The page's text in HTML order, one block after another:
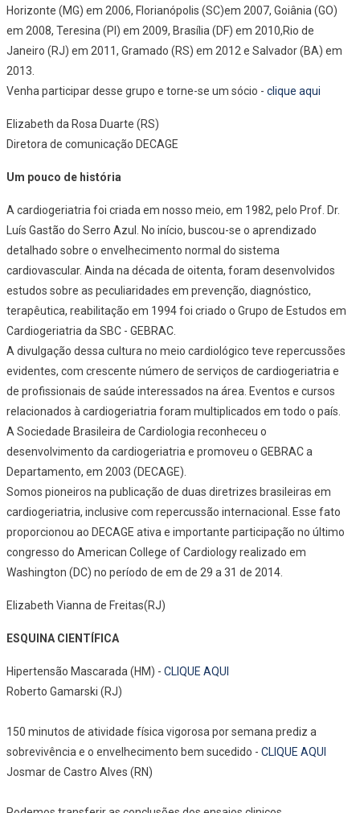
Horizonte (MG) em 2006, Florianópolis (SC)em 2007, Goiânia (GO)
em 2008, Teresina (PI) em 2009, Brasília (DF) em 2010,Rio de
Janeiro (RJ) em 2011, Gramado (RS) em 2012 e Salvador (BA) em
2013.
Venha participar desse grupo e torne-se um sócio - clique aqui
Elizabeth da Rosa Duarte (RS)
Diretora de comunicação DECAGE
Um pouco de história
A cardiogeriatria foi criada em nosso meio, em 1982, pelo Prof. Dr.
Luís Gastão do Serro Azul. No início, buscou-se o aprendizado
detalhado sobre o envelhecimento normal do sistema
cardiovascular. Ainda na década de oitenta, foram desenvolvidos
estudos sobre as peculiaridades em prevenção, diagnóstico,
terapêutica, reabilitação em 1994 foi criado o Grupo de Estudos em
Cardiogeriatria da SBC - GEBRAC.
A divulgação dessa cultura no meio cardiológico teve repercussões
evidentes, com crescente número de serviços de cardiogeriatria e
de profissionais de saúde interessados na área. Eventos e cursos
relacionados à cardiogeriatria foram multiplicados em todo o país.
A Sociedade Brasileira de Cardiologia reconheceu o
desenvolvimento da cardiogeriatria e promoveu o GEBRAC a
Departamento, em 2003 (DECAGE).
Somos pioneiros na publicação de duas diretrizes brasileiras em
cardiogeriatria, inclusive com repercussão internacional. Esse fato
proporcionou ao DECAGE ativa e importante participação no último
congresso do American College of Cardiology realizado em
Washington (DC) no período de em de 29 a 31 de 2014.
Elizabeth Vianna de Freitas(RJ)
ESQUINA CIENTÍFICA
Hipertensão Mascarada (HM) - CLIQUE AQUI
Roberto Gamarski (RJ)
150 minutos de atividade física vigorosa por semana prediz a
sobrevivência e o envelhecimento bem sucedido - CLIQUE AQUI
Josmar de Castro Alves (RN)